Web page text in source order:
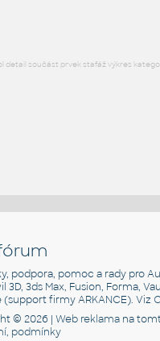
detail součást prvek stafáž výkres
podpora, pomoc a rady pro
3D, 3ds Max, Fusion, Forma,
(support firmy ARKANCE). Viz
© 2026 |Web reklama na
podmínky